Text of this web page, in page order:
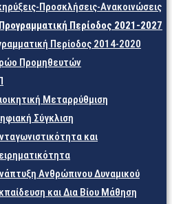
Προσκλήσεις-Ανακοινώσεις
Περίοδος 2021-2027
Περίοδος 2014-2020
Προμηθευτών
Μεταρρύθμιση
Σύγκλιση
και
Ανθρώπινου Δυναμικού
και Δια Βίου Μάθηση